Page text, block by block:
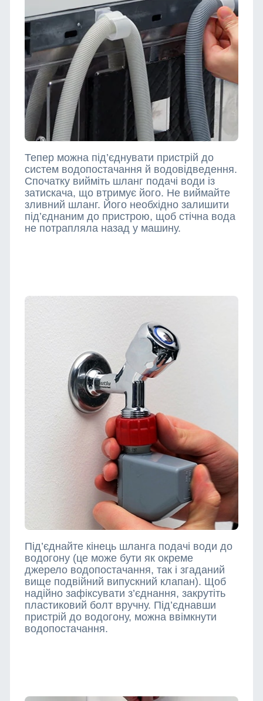
Тепер можна під’єднувати пристрій до
систем водопостачання й водовідведення.
Спочатку вийміть шланг подачі води із
затискача, що втримує його. Не виймайте
зливний шланг. Його необхідно залишити
під’єднаним до пристрою, щоб стічна вода
не потрапляла назад у машину.
Під’єднайте кінець шланга подачі води до
водогону (це може бути як окреме
джерело водопостачання, так і згаданий
вище подвійний випускний клапан). Щоб
надійно зафіксувати з’єднання, закрутіть
пластиковий болт вручну. Під’єднавши
пристрій до водогону, можна ввімкнути
водопостачання.